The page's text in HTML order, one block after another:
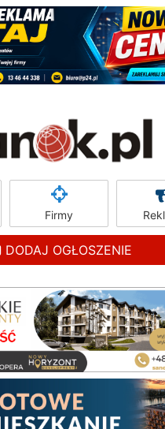
Firmy
DODAJ OGŁOSZENIE